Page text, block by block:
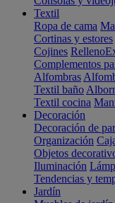
Textil
Ropa de cama
Cortinas y estores
Cojines Relleno
Complementos
Alfombras
Textil baño
Textil cocina
Decoración
Decoración de
Organización
Objetos
Iluminación
Tendencias y
Jardín